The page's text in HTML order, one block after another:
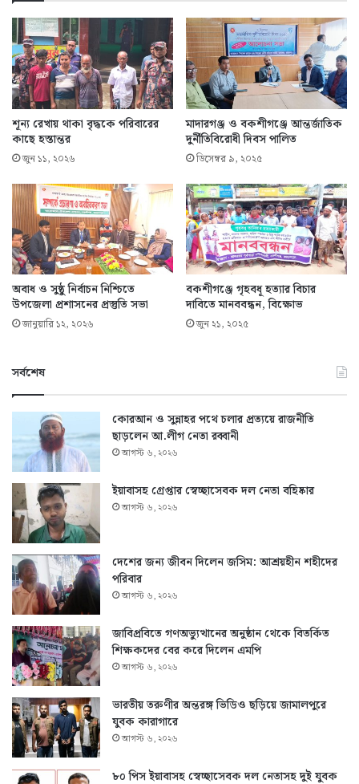
শূন্য রেখায় থাকা বৃদ্ধকে পরিবারের
কাছে হস্তান্তর
জুন ১১, ২০২৬
মাদারগঞ্জ ও বকশীগঞ্জে আন্তর্জাতিক
দুর্নীতিবিরোধী দিবস পালিত
ডিসেম্বর ৯, ২০২৫
অবাধ ও সুষ্ঠু নির্বাচন নিশ্চিতে
উপজেলা প্রশাসনের প্রস্তুতি সভা
জানুয়ারি ১২, ২০২৬
বকশীগঞ্জে গৃহবধূ হত্যার বিচার
দাবিতে মানববন্ধন, বিক্ষোভ
জুন ২১, ২০২৫
সর্বশেষ
কোরআন ও সুন্নাহর পথে চলার প্রত্যয়ে রাজনীতি
ছাড়লেন আ.লীগ নেতা রব্বানী
আগস্ট ৬, ২০২৬
ইয়াবাসহ গ্রেপ্তার স্বেচ্ছাসেবক দল নেতা বহিষ্কার
আগস্ট ৬, ২০২৬
দেশের জন্য জীবন দিলেন জসিম: আশ্রয়হীন শহীদের
পরিবার
আগস্ট ৬, ২০২৬
জাবিপ্রবিতে গণঅভ্যুত্থানের অনুষ্ঠান থেকে বিতর্কিত
শিক্ষকদের বের করে দিলেন এমপি
আগস্ট ৬, ২০২৬
ভারতীয় তরুণীর অন্তরঙ্গ ভিডিও ছড়িয়ে জামালপুরে
যুবক কারাগারে
আগস্ট ৬, ২০২৬
৮০ পিস ইয়াবাসহ স্বেচ্ছাসেবক দল নেতাসহ দুই যুবক